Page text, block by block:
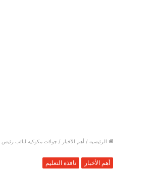
الرئيسية / أهم الأخبار / جولات مكوكية لنائب رئيس
أهم الأخبار نافذة التعليم